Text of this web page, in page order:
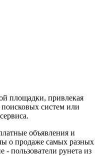
площадки, привлекая
поисковых систем или
объявления и
о продаже самых разных
пользователи рунета из